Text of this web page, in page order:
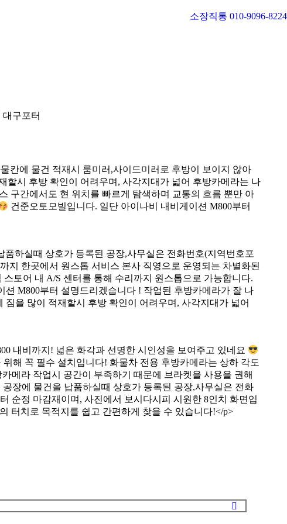
소장직통 010-9096-8224
대구포터
칸에 물건 적재시 룸미러,사이드미러로 후방이 보이지 않아
할시 후방 확인이 어려우며, 사각지대가 넓어 후방카메라는 나
구간에서도 현 위치를 빠르게 탐색하며 교통의 흐름 뿐만 아
건준오토모빌입니다. 일단 아이나비 내비게이션 M800부터
하실때 상호가 등록된 공장,사무실은 전화번호(지역번호포
지 한곳에서 원스톱 서비스 본사 직영으로 운영되는 차별화된
토어 내 A/S 센터를 통해 수리까지 원스톱으로 가능합니다.
M800부터 설명드리겠습니다 ! 작업된 후방카메라가 잘 나
짐을 많이 적재할시 후방 확인이 어려우며, 사각지대가 넓어
내비까지! 넓은 화각과 선명한 시인성을 보여주고 있네요
해 꼭 필수 설치입니다! 화물차 전용 후방카메라는 상하 각도
메라 작업시 공간이 부족하기 때문에 브라켓을 사용을 권해
장에 물건을 납품하실때 상호가 등록된 공장,사무실은 전화
순정 마감재이며, 사진에서 보시다시피 시원한 8인치 화면입
터치로 목적지를 쉽고 간편하게 찾을 수 있습니다!</p>